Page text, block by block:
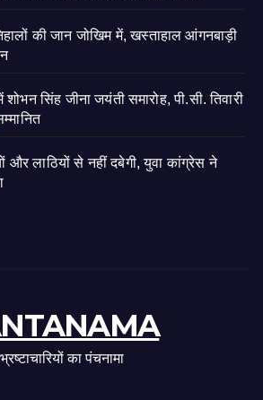
की जान जोखिम में, खस्ताहाल आंगनबाड़ी
सिंह जीना जयंती समारोह, पी.सी. तिवारी
और लाठियों से नहीं दबेगी, युवा कांग्रेस ने
भ्रष्टाचारियों का पंचनामा